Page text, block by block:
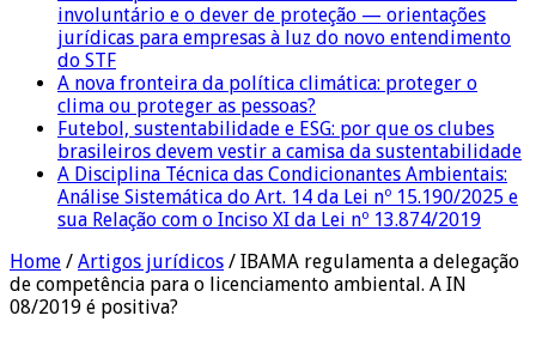
involuntário e o dever de proteção — orientações
jurídicas para empresas à luz do novo entendimento
do STF
A nova fronteira da política climática: proteger o
clima ou proteger as pessoas?
Futebol, sustentabilidade e ESG: por que os clubes
brasileiros devem vestir a camisa da sustentabilidade
A Disciplina Técnica das Condicionantes Ambientais:
Análise Sistemática do Art. 14 da Lei nº 15.190/2025 e
sua Relação com o Inciso XI da Lei nº 13.874/2019
Home / Artigos jurídicos / IBAMA regulamenta a delegação
de competência para o licenciamento ambiental. A IN
08/2019 é positiva?